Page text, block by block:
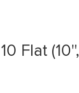
Flat